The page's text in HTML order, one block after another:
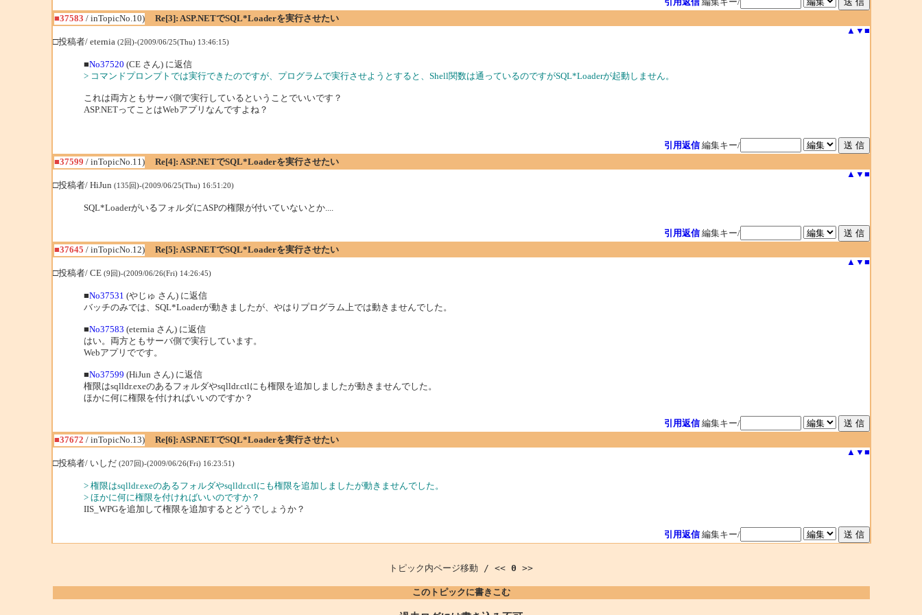
引用返信 編集キー/
■37583 / inTopicNo.10)
Re[3]: ASP.NETでSQL*Loaderを実行させたい
▲ ▼ ■
□投稿者/ eternia (2回)-(2009/06/25(Thu) 13:46:15)
■No37520 (CE さん) に返信
> コマンドプロンプトでは実行できたのですが、プログラムで実行させようとすると、Shell関数は通っているのですがSQL*Loaderが起動しません。
これは両方ともサーバ側で実行しているということでいいです？
ASP.NETってことはWebアプリなんですよね？
引用返信 編集キー/
■37599 / inTopicNo.11)
Re[4]: ASP.NETでSQL*Loaderを実行させたい
▲ ▼ ■
□投稿者/ HiJun (135回)-(2009/06/25(Thu) 16:51:20)
SQL*LoaderがいるフォルダにASPの権限が付いていないとか....
引用返信 編集キー/
■37645 / inTopicNo.12)
Re[5]: ASP.NETでSQL*Loaderを実行させたい
▲ ▼ ■
□投稿者/ CE (9回)-(2009/06/26(Fri) 14:26:45)
■No37531 (やじゅ さん) に返信
バッチのみでは、SQL*Loaderが動きましたが、やはりプログラム上では動きませんでした。
■No37583 (eternia さん) に返信
はい。両方ともサーバ側で実行しています。
Webアプリでです。
■No37599 (HiJun さん) に返信
権限はsqlldr.exeのあるフォルダやsqlldr.ctlにも権限を追加しましたが動きませんでした。
ほかに何に権限を付ければいいのですか？
引用返信 編集キー/
■37672 / inTopicNo.13)
Re[6]: ASP.NETでSQL*Loaderを実行させたい
▲ ▼ ■
□投稿者/ いしだ (207回)-(2009/06/26(Fri) 16:23:51)
> 権限はsqlldr.exeのあるフォルダやsqlldr.ctlにも権限を追加しましたが動きませんでした。
> ほかに何に権限を付ければいいのですか？
IIS_WPGを追加して権限を追加するとどうでしょうか？
引用返信 編集キー/
トピック内ページ移動 / << 0 >>
このトピックに書きこむ